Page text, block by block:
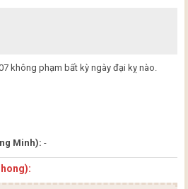
không phạm bất kỳ ngày đại kỵ nào.
Minh): -